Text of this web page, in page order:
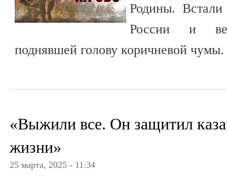
Родины.
России и
поднявшей голову коричневой чумы.
«Выжили все. Он защитил
жизни»
25 марта, 2025 - 11:34